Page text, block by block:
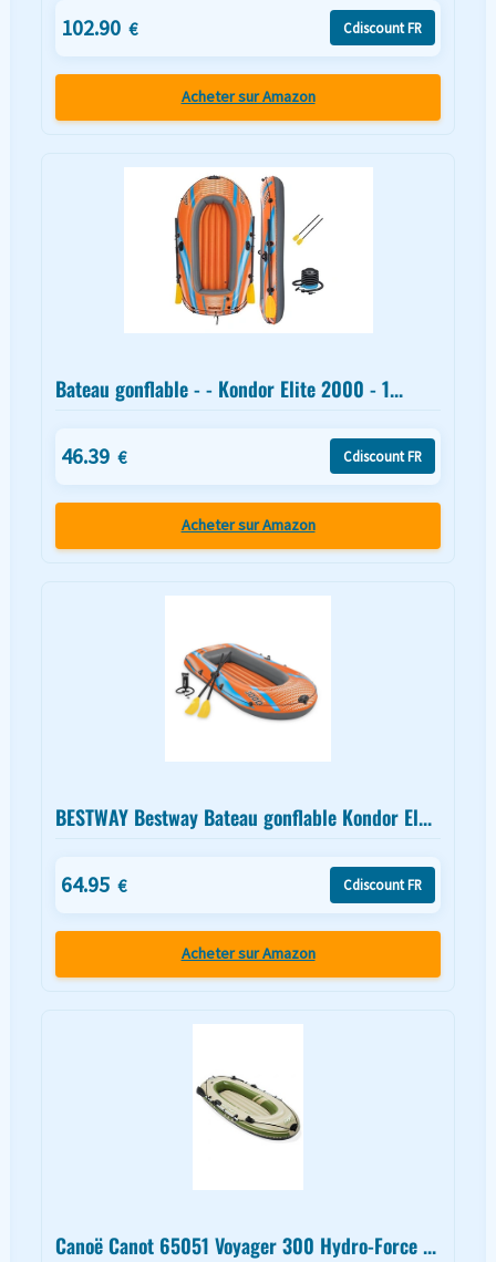
102.90 € Cdiscount FR
Acheter sur Amazon
Bateau gonflable - - Kondor Elite 2000 - 1...
46.39 € Cdiscount FR
Acheter sur Amazon
BESTWAY Bestway Bateau gonflable Kondor El...
64.95 € Cdiscount FR
Acheter sur Amazon
Canoë Canot 65051 Voyager 300 Hydro-Force ...